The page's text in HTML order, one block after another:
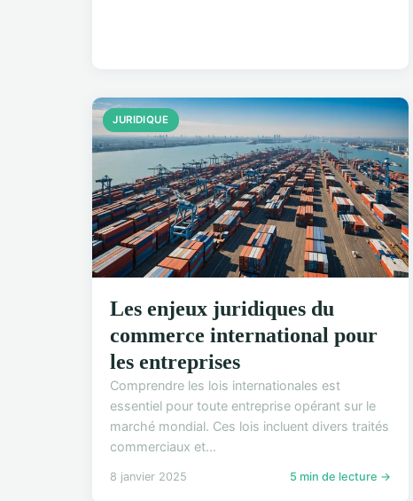
JURIDIQUE
Les enjeux juridiques du
commerce international pour
les entreprises
Comprendre les lois internationales est
essentiel pour toute entreprise opérant sur le
marché mondial. Ces lois incluent divers traités
commerciaux et...
8 janvier 2025 5 min de lecture →